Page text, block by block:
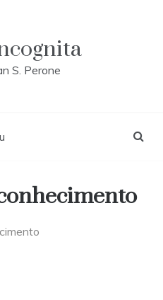
S. Perone